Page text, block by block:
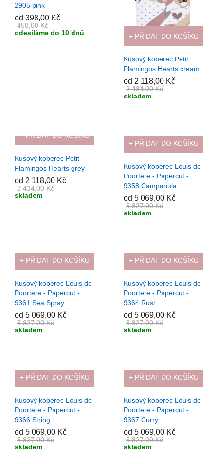
2905 pink
od 398,00 Kč
458,00 Kč
odesíláme do 10 dnů
+ PŘIDAT DO KOŠÍKU
Kusový koberec Petit
Flamingos Hearts cream
od 2 118,00 Kč
2 434,00 Kč
skladem
-13%
+ PŘIDAT DO KOŠÍKU
Kusový koberec Petit
Flamingos Hearts grey
od 2 118,00 Kč
2 434,00 Kč
skladem
-13%
+ PŘIDAT DO KOŠÍKU
Kusový koberec Louis de
Poortere - Papercut -
9358 Campanula
od 5 069,00 Kč
5 827,00 Kč
skladem
-13%
+ PŘIDAT DO KOŠÍKU
Kusový koberec Louis de
Poortere - Papercut -
9361 Sea Spray
od 5 069,00 Kč
5 827,00 Kč
skladem
-13%
+ PŘIDAT DO KOŠÍKU
Kusový koberec Louis de
Poortere - Papercut -
9364 Rust
od 5 069,00 Kč
5 827,00 Kč
skladem
-13%
+ PŘIDAT DO KOŠÍKU
Kusový koberec Louis de
Poortere - Papercut -
9366 String
od 5 069,00 Kč
5 827,00 Kč
skladem
-13%
+ PŘIDAT DO KOŠÍKU
Kusový koberec Louis de
Poortere - Papercut -
9367 Curry
od 5 069,00 Kč
5 827,00 Kč
skladem